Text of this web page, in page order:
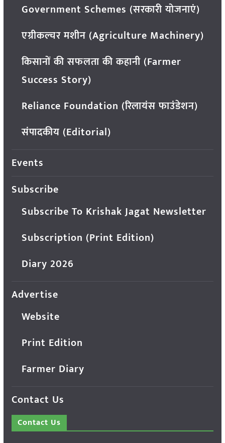
Government Schemes (सरकारी योजनाएं)
एग्रीकल्चर मशीन (Agriculture Machinery)
किसानों की सफलता की कहानी (Farmer
Success Story)
Reliance Foundation (रिलायंस फाउंडेशन)
संपादकीय (Editorial)
Events
Subscribe
Subscribe To Krishak Jagat Newsletter
Subscription (Print Edition)
Diary 2026
Advertise
Website
Print Edition
Farmer Diary
Contact Us
Contact Us